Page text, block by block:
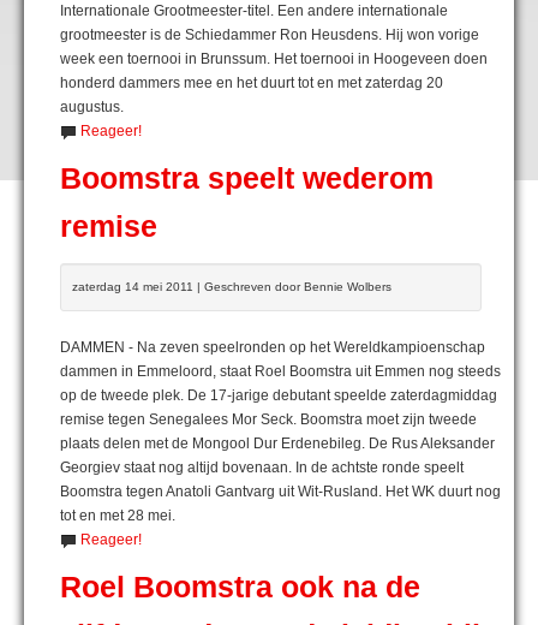
Internationale Grootmeester-titel. Een andere internationale
grootmeester is de Schiedammer Ron Heusdens. Hij won vorige
week een toernooi in Brunssum. Het toernooi in Hoogeveen doen
honderd dammers mee en het duurt tot en met zaterdag 20
augustus.
Reageer!
Boomstra speelt wederom
remise
zaterdag 14 mei 2011 | Geschreven door Bennie Wolbers
DAMMEN - Na zeven speelronden op het Wereldkampioenschap
dammen in Emmeloord, staat Roel Boomstra uit Emmen nog steeds
op de tweede plek. De 17-jarige debutant speelde zaterdagmiddag
remise tegen Senegalees Mor Seck. Boomstra moet zijn tweede
plaats delen met de Mongool Dur Erdenebileg. De Rus Aleksander
Georgiev staat nog altijd bovenaan. In de achtste ronde speelt
Boomstra tegen Anatoli Gantvarg uit Wit-Rusland. Het WK duurt nog
tot en met 28 mei.
Reageer!
Roel Boomstra ook na de